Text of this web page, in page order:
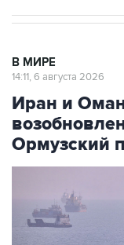
В МИРЕ
14:11, 6 августа 2026
Иран и
Ормузский